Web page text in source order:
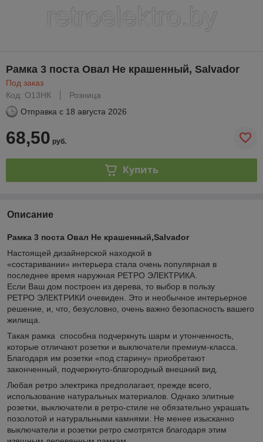
Рамка 3 поста Овал Не крашенный, Salvador
Под заказ
Код: О13НК
Розница
Отправка с 18 августа 2026
68,50 руб.
Купить
Описание
Рамка 3 поста Овал Не крашенный,Salvador
Настоящей дизайнерской находкой в
«состаривании» интерьера стала очень популярная в
последнее время наружная РЕТРО ЭЛЕКТРИКА.
Если Ваш дом построен из дерева, то выбор в пользу
РЕТРО ЭЛЕКТРИКИ очевиден. Это и необычное интерьерное
решение, и, что, безусловно, очень важно безопасность вашего
жилища.
Такая рамка способна подчеркнуть шарм и утонченность,
которые отличают розетки и выключатели премиум-класса.
Благодаря им розетки «под старину» приобретают
законченный, подчеркнуто-благородный внешний вид.
Любая ретро электрика предполагает, прежде всего,
использование натуральных материалов. Однако элитные
розетки, выключатели в ретро-стиле не обязательно украшать
позолотой и натуральными камнями. Не менее изысканно
выключатели и розетки ретро смотрятся благодаря этим